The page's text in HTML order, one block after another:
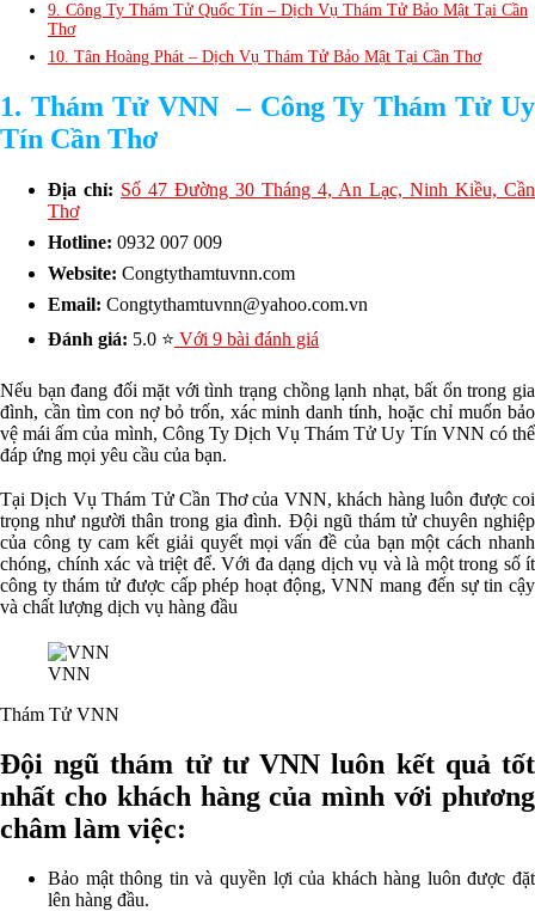
9. Công Ty Thám Tử Quốc Tín – Dịch Vụ Thám Tử Bảo Mật Tại Cần
Thơ
10. Tân Hoàng Phát – Dịch Vụ Thám Tử Bảo Mật Tại Cần Thơ
1. Thám Tử VNN – Công Ty Thám Tử Uy
Tín Cần Thơ
Địa chỉ: Số 47 Đường 30 Tháng 4, An Lạc, Ninh Kiều, Cần
Thơ
Hotline: 0932 007 009
Website: Congtythamtuvnn.com
Email: Congtythamtuvnn@yahoo.com.vn
Đánh giá: 5.0 ⭐ Với 9 bài đánh giá
Nếu bạn đang đối mặt với tình trạng chồng lạnh nhạt, bất ổn trong gia
đình, cần tìm con nợ bỏ trốn, xác minh danh tính, hoặc chỉ muốn bảo
vệ mái ấm của mình, Công Ty Dịch Vụ Thám Tử Uy Tín VNN có thể
đáp ứng mọi yêu cầu của bạn.
Tại Dịch Vụ Thám Tử Cần Thơ của VNN, khách hàng luôn được coi
trọng như người thân trong gia đình. Đội ngũ thám tử chuyên nghiệp
của công ty cam kết giải quyết mọi vấn đề của bạn một cách nhanh
chóng, chính xác và triệt để. Với đa dạng dịch vụ và là một trong số ít
công ty thám tử được cấp phép hoạt động, VNN mang đến sự tin cậy
và chất lượng dịch vụ hàng đầu
VNN
Thám Tử VNN
Đội ngũ thám tử tư VNN luôn kết quả tốt
nhất cho khách hàng của mình với phương
châm làm việc:
Bảo mật thông tin và quyền lợi của khách hàng luôn được đặt
lên hàng đầu.